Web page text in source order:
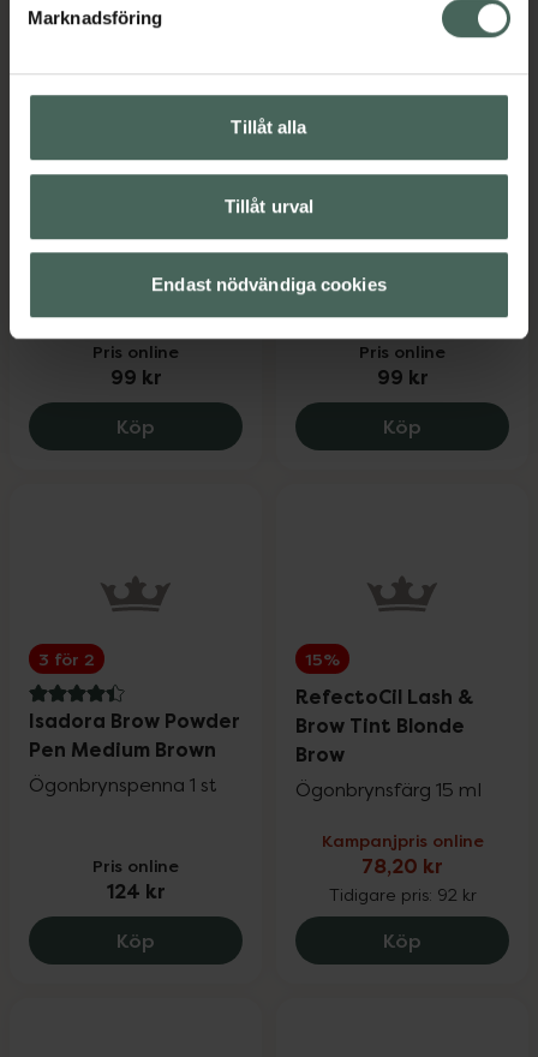
Marknadsföring
Tillåt alla
Tillåt urval
Endast nödvändiga cookies
4.7 av 5 i omdöme
Kronans Apotek
För känsliga ögon och
kontaktlinsbärare 5 g
Pris online
99 kr
Köp Kronans Apotek Mascara Svart, 99 kr.
3 av 5 i omdöme
Isadora The Intense
Eyeliner 24H Wear &
Smudge-proof 68
Eyeliner 35 g
Pris online
99 kr
Köp Isadora
3 för 2
4.4 av 5 i omdöme
Isadora Brow Powder
Pen Medium Brown
Ögonbrynspenna 1 st
Pris online
124 kr
Köp Isadora Brow Powder Pen Medium
15%
RefectoCil Lash &
Brow Tint Blonde
Brow
Ögonbrynsfärg 15 ml
Kampanjpris online
78,20 kr
Tidigare pris: 92 kr
Köp RefectoCil